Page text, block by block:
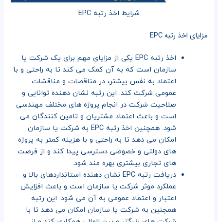
شرایط اخذ رتبه EPC
مزایای اخذ رتبه EPC
اخذ رتبه EPC یکی از مزایای مهم برای یک شرکت یا
سازمان است که به آن کمک می کند تا به راحتی و با
اعتماد به نفس بیشتر، در مناقصات و مناقشات
عمومی شرکت کند. این رتبه نشان دهنده توانایی و
صلاحیت شرکت در انجام پروژه های مختلف مهندسی
است و باعث اعتماد مشتریان و تامین کنندگان می
شود. همچنین اخذ رتبه EPC به شرکت یا سازمان
امکان می دهد تا به راحتی و با هزینه کمتر به پروژه
های دولتی و خصوصی دسترسی پیدا کند و از فرصت
های تجاری بیشتری بهره مند شود.
دریافت رتبه EPC نشان دهنده استانداردهای بالا و
عملکرد موثر شرکت یا سازمان است و باعث افزایش
اعتبار و اعتماد عمومی به آن می شود. این رتبه
همچنین به شرکت یا سازمان امکان می دهد تا با